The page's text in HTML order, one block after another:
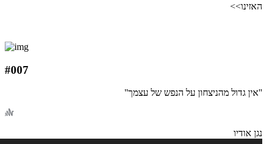
האזינו>>
#007
''אין גדול מהניצחון על הנפש של עצמך''
נגן אודיו